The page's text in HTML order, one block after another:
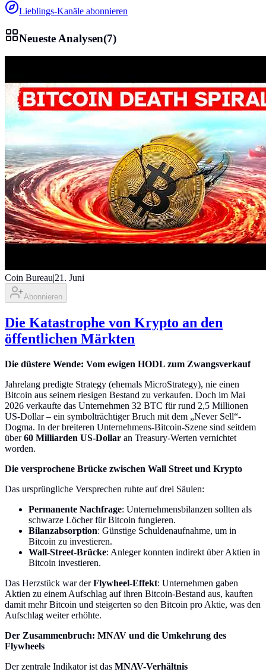
Lieblings-Kanäle abonnieren
Neueste Analysen(7)
Coin Bureau|21. Juni
Abonnieren
Die Katastrophe von Krypto an den
öffentlichen Märkten
Die düstere Wende: Vom ewigen HODL zum Zwangsverkauf
Jahrelang predigte Strategy (ehemals MicroStrategy), nie einen
Bitcoin aus seinem riesigen Bestand zu verkaufen. Doch im Mai
2026 verkaufte das Unternehmen 32 BTC für rund 2,5 Millionen
US-Dollar – ein symbolträchtiger Bruch mit dem „Never Sell“-
Dogma. In der breiteren Unternehmens-Bitcoin-Szene sind seitdem
über60 Milliarden US-Dollar an Treasury-Werten vernichtet
worden.
Die versprochene Brücke zwischen Wall Street und Krypto
Das ursprüngliche Versprechen ruhte auf drei Säulen:
Permanente Nachfrage: Unternehmensbilanzen sollten als
schwarze Löcher für Bitcoin fungieren.
Bilanzabsorption: Günstige Schuldenaufnahme, um in
Bitcoin zu investieren.
Wall-Street-Brücke: Anleger konnten indirekt über Aktien in
Bitcoin investieren.
Das Herzstück war derFlywheel-Effekt: Unternehmen gaben
Aktien zu einem Aufschlag auf ihren Bitcoin-Bestand aus, kauften
damit mehr Bitcoin und steigerten so den Bitcoin pro Aktie, was den
Aufschlag weiter erhöhte.
Der Zusammenbruch: MNAV und die Umkehrung des
Flywheels
Der zentrale Indikator ist das MNAV-Verhältnis